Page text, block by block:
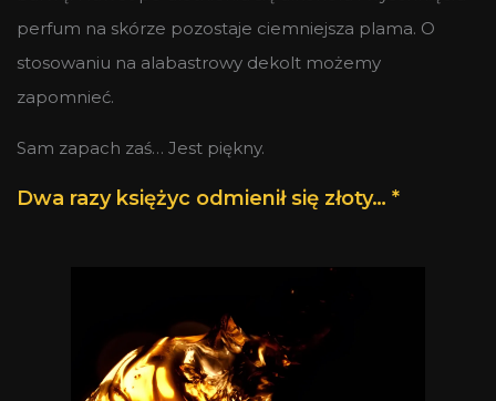
perfum na skórze pozostaje ciemniejsza plama. O
stosowaniu na alabastrowy dekolt możemy
zapomnieć.
Sam zapach zaś… Jest piękny.
Dwa razy księżyc odmienił się złoty… *